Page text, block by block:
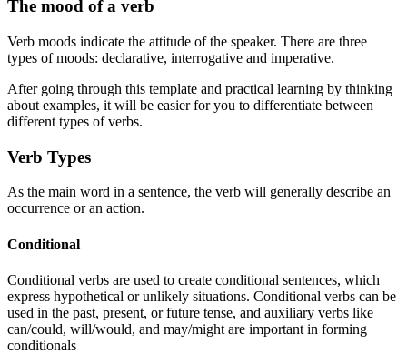
The mood of a verb
Verb moods indicate the attitude of the speaker. There are three
types of moods: declarative, interrogative and imperative.
After going through this template and practical learning by thinking
about examples, it will be easier for you to differentiate between
different types of verbs.
Verb Types
As the main word in a sentence, the verb will generally describe an
occurrence or an action.
Conditional
Conditional verbs are used to create conditional sentences, which
express hypothetical or unlikely situations. Conditional verbs can be
used in the past, present, or future tense, and auxiliary verbs like
can/could, will/would, and may/might are important in forming
conditionals